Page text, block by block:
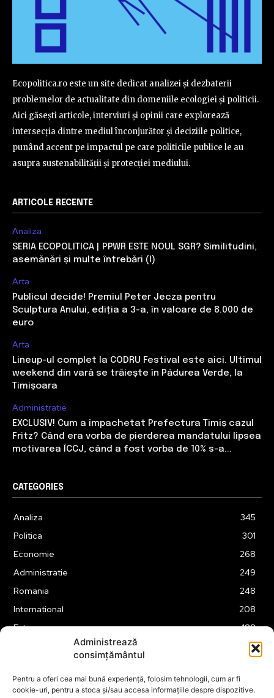
Administrează
consimțământul
Pentru a oferi cea mai bună experiență, folosim tehnologii, cum ar fi
cookie-uri, pentru a stoca și/sau accesa informațiile despre dispozitive.
Ecopolitica.ro este un site dedicat analizei și dezbaterii
problemelor de actualitate din domeniile ecologiei și politicii.
Aici găsești articole, interviuri și opinii care explorează
intersecția dintre mediul înconjurător și deciziile politice,
punând accent pe impactul pe care politicile publice le au
asupra sustenabilității și protecției mediului.
ARTICOLE RECENTE
Analiza
SERIA ECOPOLITICA | PPWR ESTE NOUL SGR? Similitudini,
asemănări și multe întrebări (I)
Arta
Publicul decide! Premiul Peter Jecza pentru
Sculptura Anului, ediția a 3-a, în valoare de 8.000 de
euro
Arta
Lineup-ul complet la CODRU Festival este aici. Ultimul
weekend din vară se trăiește în Pădurea Verde, la
Timișoara
Administratie
EXCLUSIV! Cum a împachetat Prefectura Timiș cazul
Fritz? Când era vorba de pierderea mandatului lipsea
motivarea ÎCCJ, când a fost vorba de 10% s-a...
CATEGORIES
Analiza
345
Politica
301
Economie
268
Administratie
249
Romania
248
International
208
Externe
188
175
Tehnologie